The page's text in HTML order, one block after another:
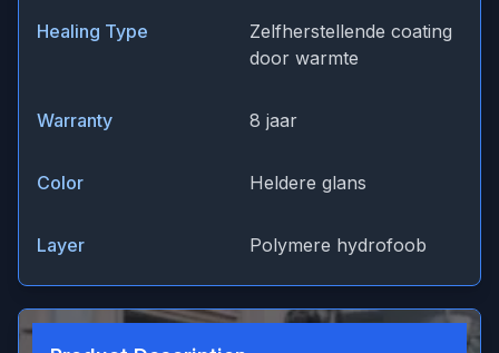
Healing Type
Zelfherstellende coating
door warmte
Warranty 8 jaar
Color Heldere glans
Layer Polymere hydrofoob